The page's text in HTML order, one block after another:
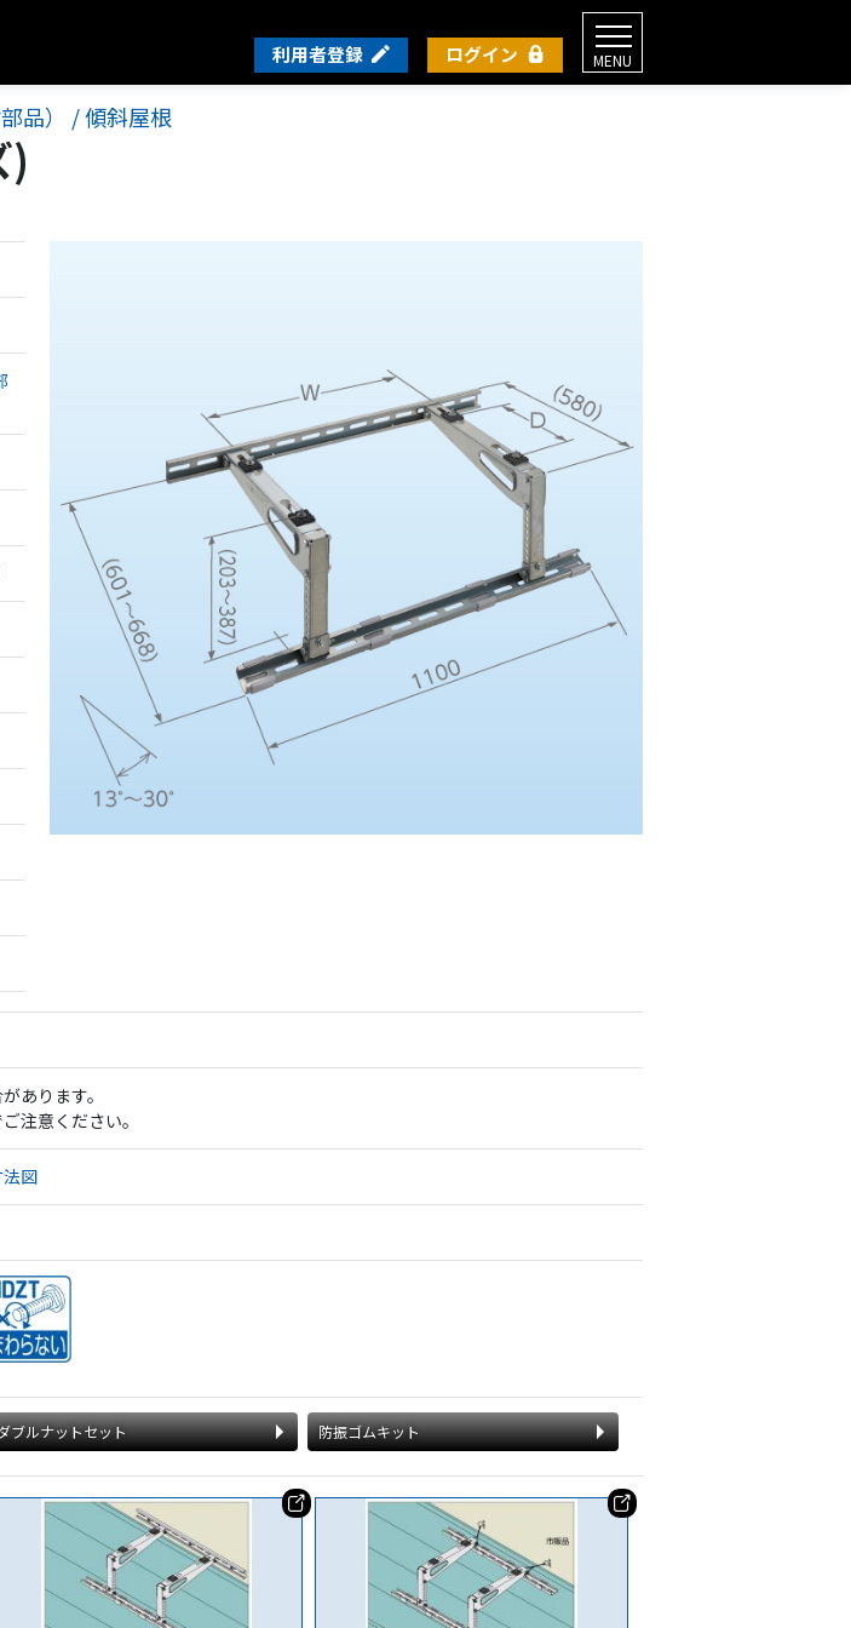
利用者登録 ログイン MENU
品） / 傾斜屋根
)
あります。
注意ください。
法図
ブルナットセット 防振ゴムキット